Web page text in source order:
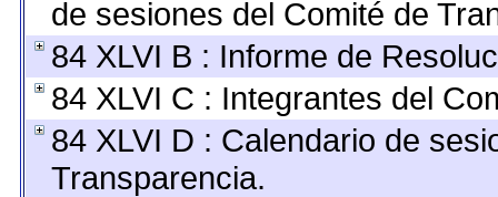
de sesiones del Comité de
84 XLVI B : Informe de
84 XLVI C : Integrantes del
84 XLVI D : Calendario de
Transparencia.